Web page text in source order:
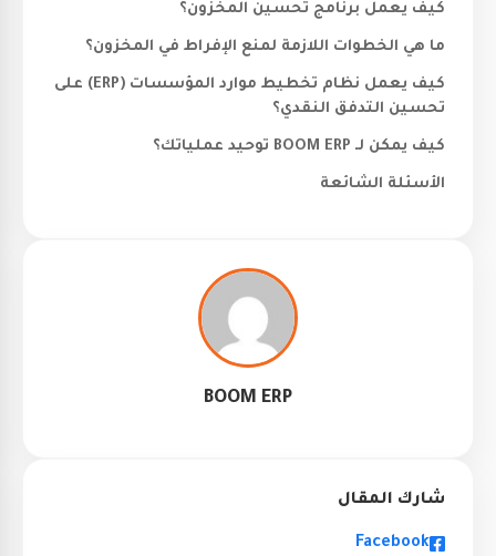
كيف يعمل برنامج تحسين المخزون؟
ما هي الخطوات اللازمة لمنع الإفراط في المخزون؟
كيف يعمل نظام تخطيط موارد المؤسسات (ERP) على
تحسين التدفق النقدي؟
كيف يمكن لـ BOOM ERP توحيد عملياتك؟
الأسئلة الشائعة
BOOM ERP
شارك المقال
Facebook